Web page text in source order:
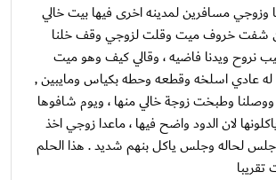
وزوجي مسافرين لمدينه اخرى فيها بيت خالي
شفت خروف ميت وقلت لزوجي وقف خلنا
نروح ويدنا فاضيه ، وقالي كيف وهو ميت
عادي اسلخه وقطعه وحطه بكياس ومايبين ,
وطبخت زوجة خالي منها ، ويوم شافوها
لان الدود واضح فيها ، ماعدا زوجي اخذ
لحاله وجلس ياكل بنهم شديد . هذا الحلم